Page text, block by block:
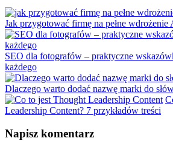
Jak przygotować firmę na pełne
SEO dla fotografów – praktyczne
każdego
Dlaczego warto dodać nazwę marki do
Leadership Content? 7 przykładów treści
Napisz komentarz